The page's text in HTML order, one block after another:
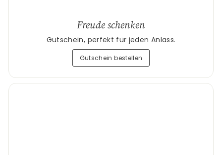
Freude schenken
Gutschein, perfekt für jeden Anlass.
Gutschein bestellen